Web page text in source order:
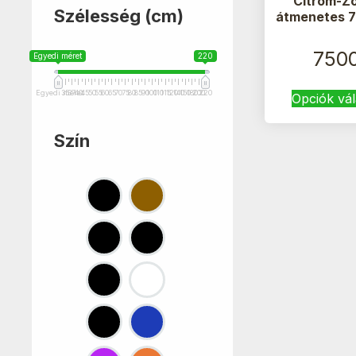
átmenetes
Opciók
Szélesség (cm)
Egyedi méret 220
Egyedi méret
35374045505560657075808590100110115120140150180200220
Szín